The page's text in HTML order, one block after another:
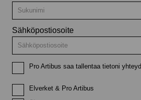
Sähköpostiosoite
Pro Artibus saa tallentaa tietoni
Elverket & Pro Artibus